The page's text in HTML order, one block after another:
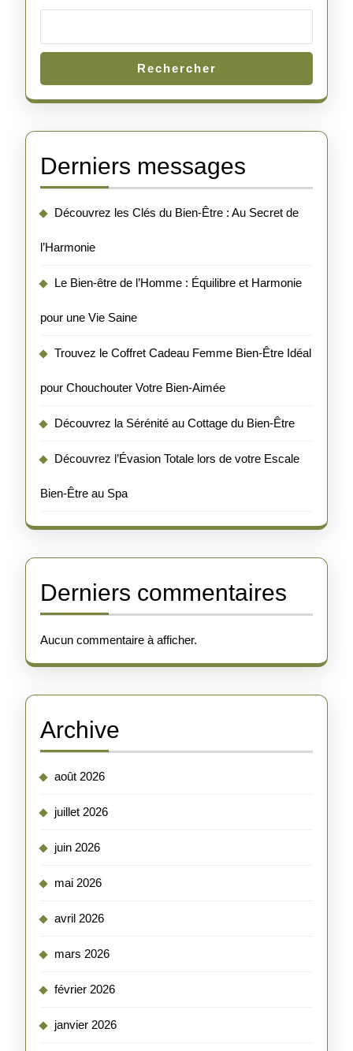
Rechercher
Derniers messages
Découvrez les Clés du Bien-Être : Au Secret de
l’Harmonie
Le Bien-être de l’Homme : Équilibre et Harmonie
pour une Vie Saine
Trouvez le Coffret Cadeau Femme Bien-Être Idéal
pour Chouchouter Votre Bien-Aimée
Découvrez la Sérénité au Cottage du Bien-Être
Découvrez l’Évasion Totale lors de votre Escale
Bien-Être au Spa
Derniers commentaires
Aucun commentaire à afficher.
Archive
août 2026
juillet 2026
juin 2026
mai 2026
avril 2026
mars 2026
février 2026
janvier 2026